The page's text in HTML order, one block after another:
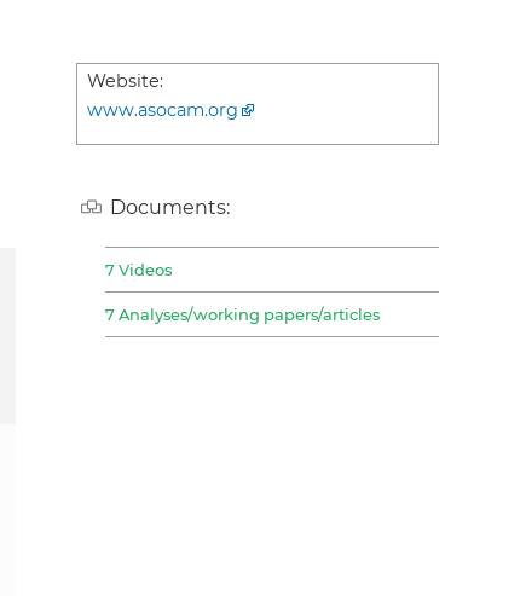
Website:
www.asocam.org
Documents:
7 Videos
7 Analyses/working papers/articles